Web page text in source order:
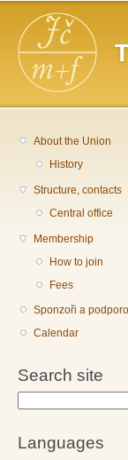
Main menu
About the Union
History
Structure, contacts
Central office
Membership
How to join
Fees
Sponzoři a
Calendar
Search site
Languages